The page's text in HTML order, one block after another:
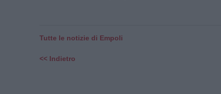
Tutte le notizie di Empoli
<< Indietro